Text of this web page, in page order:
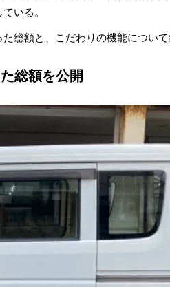
いる。
総額と、こだわりの機能について
総額を公開